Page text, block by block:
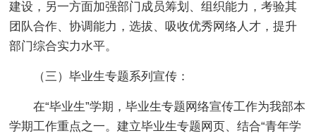
建设，另一方面加强部门成员筹划、组织能力，考验其
团队合作、协调能力，选拔、吸收优秀网络人才，提升
部门综合实力水平。
（三）毕业生专题系列宣传：
在“毕业生”学期，毕业生专题网络宣传工作为我部本
学期工作重点之一。建立毕业生专题网页、结合“青年学